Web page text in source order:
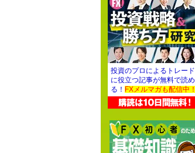
投資のプロによるトレード
に役立つ記事が無料で読め
る！ FXメルマガも配信中！